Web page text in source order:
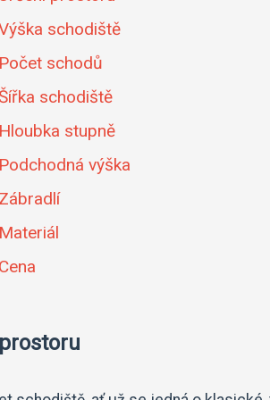
schodiště
Počet schodů
schodiště
Hloubka stupně
Podchodná výška
Zábradlí
Materiál
Cena